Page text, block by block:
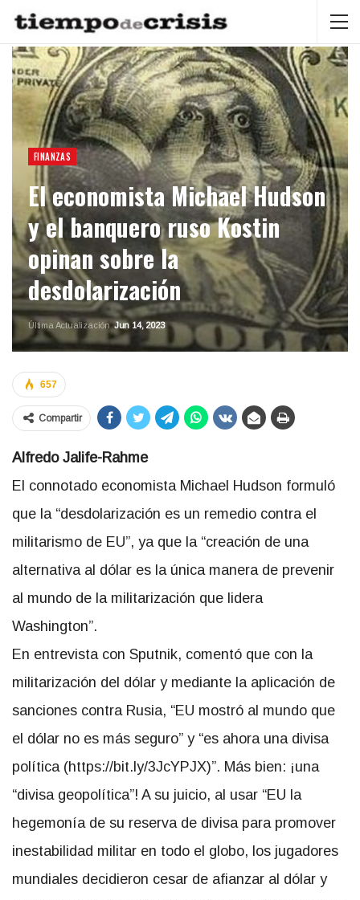
FINANZAS
El economista Michael Hudson
y el banquero ruso Kostin
opinan sobre la
desdolarización
Última ActualizaciónJun 14, 2023
657
Compartir
Alfredo Jalife-Rahme
El connotado economista Michael Hudson formuló
que la desdolarización es un remedio contra el
militarismo de EU , ya que la creación de una
alternativa al dólar es la única manera de prevenir
al mundo de la militarización que lidera
Washington .
En entrevista con Sputnik, comentó que con la
militarización del dólar y mediante la aplicación de
sanciones contra Rusia,
EU mostró al mundo que
el dólar no es más seguro y “es ahora una divisa
política (https://bit.ly/3JcYPJX)”. Más bien: ¡una
divisa geopolítica ! A su juicio, al usar
EU la
hegemonía de su reserva de divisa para promover
inestabilidad militar en todo el globo, los jugadores
mundiales decidieron cesar de afianzar al dólar y